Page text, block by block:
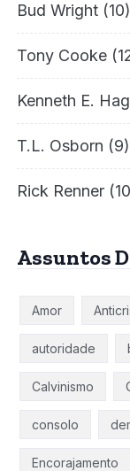
Bud Wright (10)
Tony Cooke
Kenneth E.
T.L. Osborn (9)
Rick Renner
Assuntos
Amor
autoridade
Calvinismo
consolo
Encorajamento